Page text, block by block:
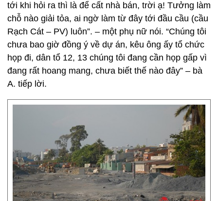
tới khi hỏi ra thì là để cất nhà bán, trời ạ! Tưởng làm
chỗ nào giải tỏa, ai ngờ làm từ đây tới đầu cầu (cầu
Rạch Cát – PV) luôn”. – một phụ nữ nói. “Chúng tôi
chưa bao giờ đồng ý về dự án, kêu ông ấy tổ chức
họp đi, dân tổ 12, 13 chúng tôi đang cần họp gấp vì
đang rất hoang mang, chưa biết thế nào đây” – bà
A. tiếp lời.